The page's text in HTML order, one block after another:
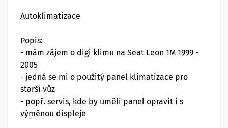
Autoklimatizace
Popis:
- mám zájem o digi klimu na Seat Leon 1M 1999 -
2005
- jedná se mi o použitý panel klimatizace pro
starší vůz
- popř. servis, kde by uměli panel opravit i s
výměnou displeje